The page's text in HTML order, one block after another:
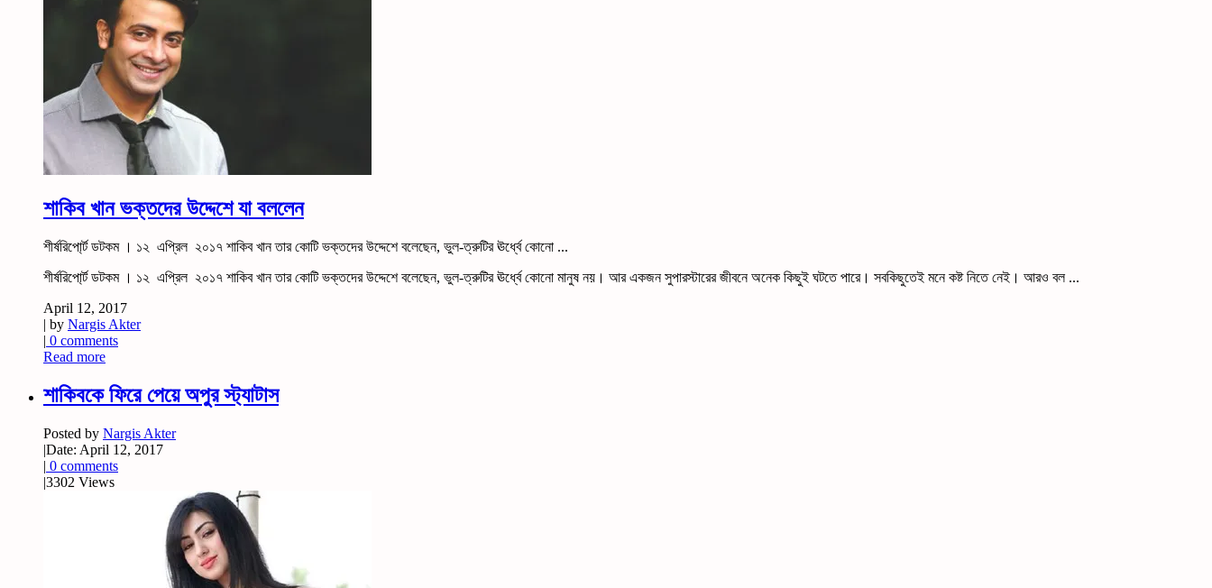
শাকিব খান ভক্তদের উদ্দেশে যা বললেন
শীর্ষরিপো্র্ট ডটকম । ১২ এপ্রিল ২০১৭ শাকিব খান তার কোটি ভক্তদের উদ্দেশে বলেছেন, ভুল-ত্রুটির ঊর্ধ্বে কোনো ...
শীর্ষরিপো্র্ট ডটকম । ১২ এপ্রিল ২০১৭ শাকিব খান তার কোটি ভক্তদের উদ্দেশে বলেছেন, ভুল-ত্রুটির ঊর্ধ্বে কোনো মানুষ নয়। আর একজন সুপারস্টারের জীবনে অনেক কিছুই ঘটতে পারে। সবকিছুতেই মনে কষ্ট নিতে নেই। আরও বল ...
April 12, 2017
| by Nargis Akter
| 0 comments
Read more
শাকিবকে ফিরে পেয়ে অপু্র স্ট্যাটাস
Posted by Nargis Akter
|Date: April 12, 2017
| 0 comments
|3302 Views